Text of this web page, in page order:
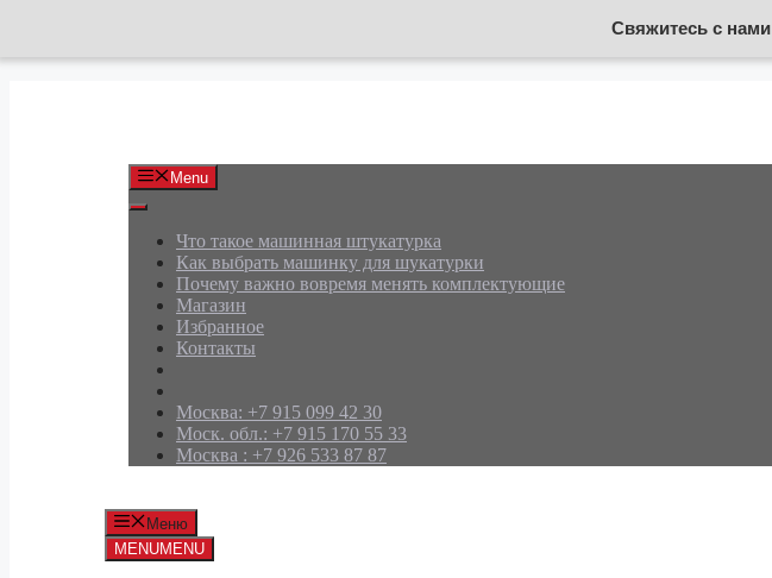
Свяжитесь с нами
Menu
Что такое машинная штукатурка
Как выбрать машинку для шукатурки
Почему важно вовремя менять комплектующие
Магазин
Избранное
Контакты
Москва: +7 915 099 42 30
Моск. обл.: +7 915 170 55 33
Москва : +7 926 533 87 87
Меню
MENUMENU